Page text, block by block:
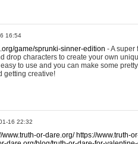
16:54
game/sprunki-sinner-edition - A
drop characters to create your own
to use and you can make some
getting creative!
16 22:32
www.truth-or-dare.org/ https://www.truth-